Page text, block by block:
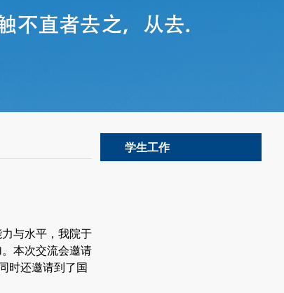
与水平，我院于
本次交流会邀请
时还邀请到了国
学生工作